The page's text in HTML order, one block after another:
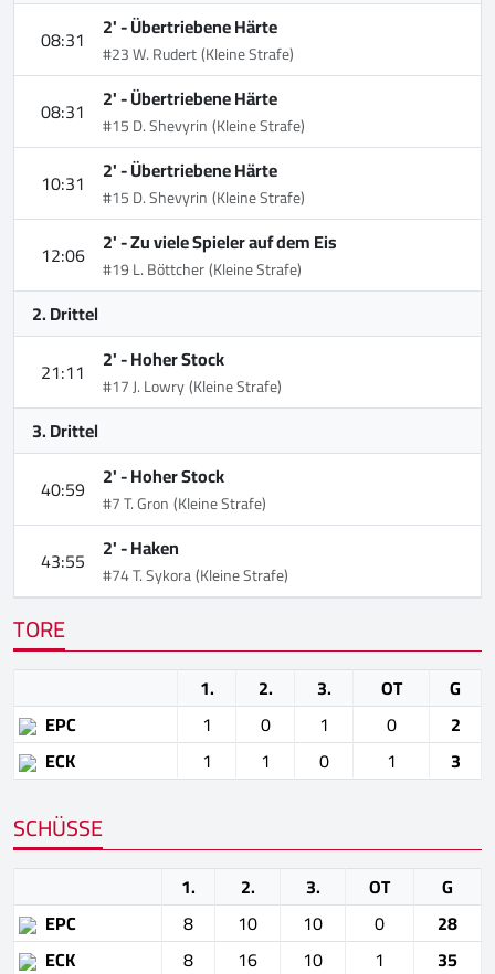
08:31
2' -Übertriebene Härte
#23 W. Rudert(Kleine Strafe)
08:31 2' -Übertriebene Härte
#15 D. Shevyrin(Kleine Strafe)
10:31 2' -Übertriebene Härte
#15 D. Shevyrin(Kleine Strafe)
12:06 2' -Zu viele Spieler auf dem Eis
#19 L. Böttcher(Kleine Strafe)
2. Drittel
21:11
2' -Hoher Stock
#17 J. Lowry(Kleine Strafe)
3. Drittel
40:59 2' -Hoher Stock
#7 T. Gron(Kleine Strafe)
43:55 2' -Haken
#74 T. Sykora(Kleine Strafe)
TORE
1. 2. 3. OT
G
EPC
1 0 1 0
2
ECK
1 1 0 1 3
SCHÜSSE
1. 2. 3. OT
G
EPC
8 10 10 0
28
ECK
8 16 10 1 35